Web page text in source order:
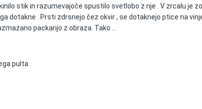
stik in razumevajoče spustilo svetlobo z nje . V zrcalu je
. Prsti zdrsnejo čez okvir , se dotaknejo ptice na
packarijo z obraza. Tako ...
pulta .